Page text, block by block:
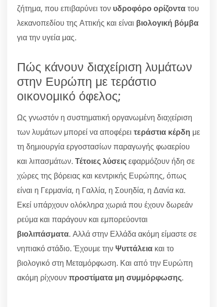
ζήτημα, που επιβαρύνει τον υδροφόρο ορίζοντατου
λεκανοπεδίου της Αττικής και είναι βιολογική βόμβα
για την υγεία μας.
Πώς κάνουν διαχείριση λυμάτων
στην Ευρώπη με τεράστιο
οικονομικό όφελος;
Ως γνωστόν η συστηματική οργανωμένη διαχείριση
των λυμάτων μπορεί να αποφέρει τεράστια κέρδη με
τη δημιουργία εργοστασίων παραγωγής φωαερίου
και λιπασμάτων. Τέτοιες λύσειςεφαρμόζουν ήδη σε
χώρες της βόρειας και κεντρικής Ευρώπης, όπως
είναι η Γερμανία, η Γαλλία, η Σουηδία, η Δανία κα.
Εκεί υπάρχουν ολόκληρα χωριά που έχουν δωρεάν
ρεύμα και παράγουν και εμπορεύονται
βιολιπάσματα. Αλλά στην Ελλάδα ακόμη είμαστε σε
νηπιακό στάδιο. Έχουμε τηνΨυττάλεια και το
βιολογικό στη Μεταμόρφωση. Και από την Ευρώπη
ακόμη ρίχνουνπροστίματα μη συμμόρφωσης.